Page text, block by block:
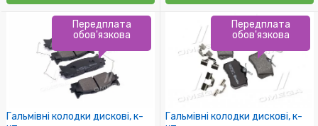
Гальмівні колодки дискові, к-
Передплата
обов'язкова
Гальмівні колодки дискові, к-
Передплата
обов'язкова